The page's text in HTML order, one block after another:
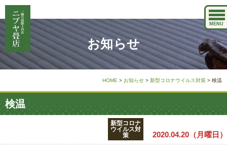
MENU
お知らせ
HOME > お知らせ > 新型コロナウイルス対策 > 検温
検温
新型コロナ
ウイルス対
策
2020.04.20（月曜日）